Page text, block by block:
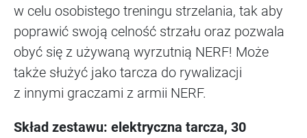
w celu osobistego treningu strzelania, tak aby
poprawić swoją celność strzału oraz pozwala
obyć się z używaną wyrzutnią NERF! Może
także służyć jako tarcza do rywalizacji
z innymi graczami z armii NERF.
Skład zestawu: elektryczna tarcza, 30